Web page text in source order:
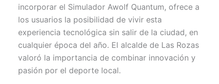
incorporar el Simulador Awolf Quantum, ofrece a
los usuarios la posibilidad de vivir esta
experiencia tecnológica sin salir de la ciudad, en
cualquier época del año. El alcalde de Las Rozas
valoró la importancia de combinar innovación y
pasión por el deporte local.